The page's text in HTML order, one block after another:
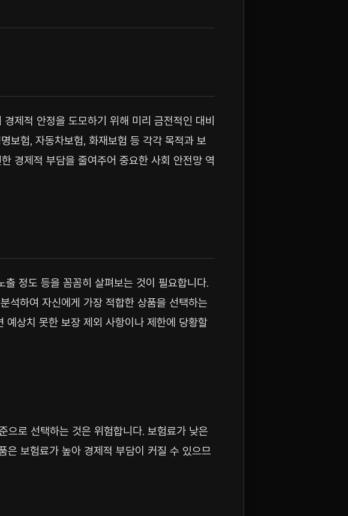
제적 안정을 도모하기 위해 미리 금전적인 대비
보험, 자동차보험, 화재보험 등 각각 목적과 보
경제적 부담을 줄여주어 중요한 사회 안전망 역
정도 등을 꼼꼼히 살펴보는 것이 필요합니다.
석하여 자신에게 가장 적합한 상품을 선택하는
예상치 못한 보장 제외 사항이나 제한에 당황할
으로 선택하는 것은 위험합니다. 보험료가 낮은
은 보험료가 높아 경제적 부담이 커질 수 있으므